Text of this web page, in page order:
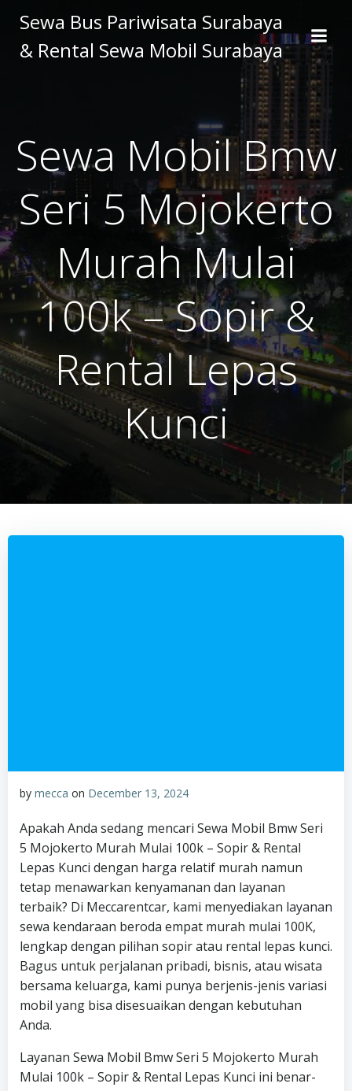
to
content
Sewa Bus Pariwisata Surabaya
& Rental Sewa Mobil Surabaya
Sewa Mobil Bmw
Seri 5 Mojokerto
Murah Mulai
100k – Sopir &
Rental Lepas
Kunci
by mecca on December 13, 2024
Apakah Anda sedang mencari Sewa Mobil Bmw Seri
5 Mojokerto Murah Mulai 100k – Sopir & Rental
Lepas Kunci dengan harga relatif murah namun
tetap menawarkan kenyamanan dan layanan
terbaik? Di Meccarentcar, kami menyediakan layanan
sewa kendaraan beroda empat murah mulai 100K,
lengkap dengan pilihan sopir atau rental lepas kunci.
Bagus untuk perjalanan pribadi, bisnis, atau wisata
bersama keluarga, kami punya berjenis-jenis variasi
mobil yang bisa disesuaikan dengan kebutuhan
Anda.
Layanan Sewa Mobil Bmw Seri 5 Mojokerto Murah
Mulai 100k – Sopir & Rental Lepas Kunci ini benar-